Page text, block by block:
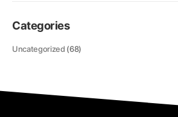
Categories
Uncategorized (68)